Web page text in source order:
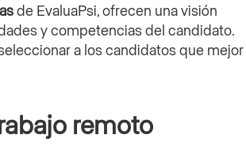
de EvaluaPsi, ofrecen una visión
y competencias del candidato.
a los candidatos que mejor
remoto